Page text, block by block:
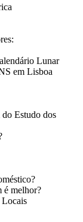
Lunar
em Lisboa
Estudo dos
é melhor?
Locais